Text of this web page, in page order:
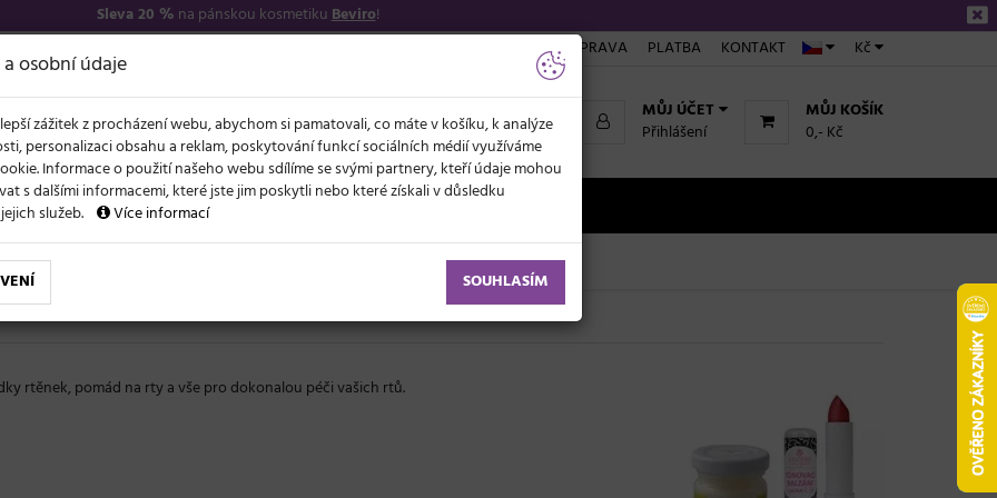
Sleva 20 % na pánskou kosmetikuBeviro!
Kč
DOPRAVA PLATBA KONTAKT
MŮJ KOŠÍK
0,- Kč
MŮJ ÚČET
Přihlášení
NOVĚ LÉTO A VLASY AKCE
rtěnek, pomád na rty a vše pro dokonalou péči vašich rtů.
osobní údaje
zážitek z procházení webu, abychom si pamatovali, co máte v košíku, k analýze
personalizaci obsahu a reklam, poskytování funkcí sociálních médií využíváme
Informace o použití našeho webu sdílíme se svými partnery, kteří údaje mohou
s dalšími informacemi, které jste jim poskytli nebo které získali v důsledku
služeb.
Více informací
SOUHLASÍM